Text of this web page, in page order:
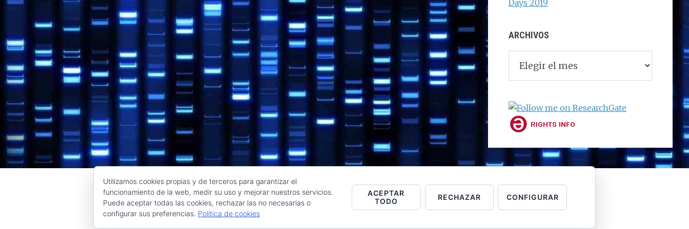
Days 2019
ARCHIVOS
Raúl de la Puente - Derechos reservados© 2026 · Acceder
Utilizamos cookies propias y de terceros para garantizar el
funcionamiento de la web, medir su uso y mejorar nuestros servicios.
Puede aceptar todas las cookies, rechazar las no necesarias o
configurar sus preferencias. Política de cookies
ACEPTAR
TODO
RECHAZAR CONFIGURAR